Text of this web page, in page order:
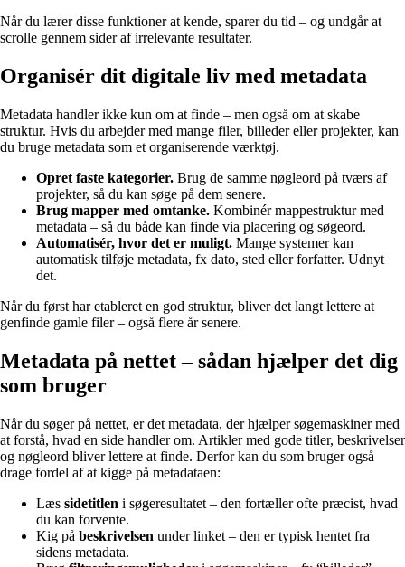
Når du lærer disse funktioner at kende, sparer du tid – og undgår at
scrolle gennem sider af irrelevante resultater.
Organisér dit digitale liv med metadata
Metadata handler ikke kun om at finde – men også om at skabe
struktur. Hvis du arbejder med mange filer, billeder eller projekter, kan
du bruge metadata som et organiserende værktøj.
Opret faste kategorier. Brug de samme nøgleord på tværs af
projekter, så du kan søge på dem senere.
Brug mapper med omtanke. Kombinér mappestruktur med
metadata – så du både kan finde via placering og søgeord.
Automatisér, hvor det er muligt. Mange systemer kan
automatisk tilføje metadata, fx dato, sted eller forfatter. Udnyt
det.
Når du først har etableret en god struktur, bliver det langt lettere at
genfinde gamle filer – også flere år senere.
Metadata på nettet – sådan hjælper det dig
som bruger
Når du søger på nettet, er det metadata, der hjælper søgemaskiner med
at forstå, hvad en side handler om. Artikler med gode titler, beskrivelser
og nøgleord bliver lettere at finde. Derfor kan du som bruger også
drage fordel af at kigge på metadataen:
Læs sidetitlen i søgeresultatet – den fortæller ofte præcist, hvad
du kan forvente.
Kig på beskrivelsen under linket – den er typisk hentet fra
sidens metadata.